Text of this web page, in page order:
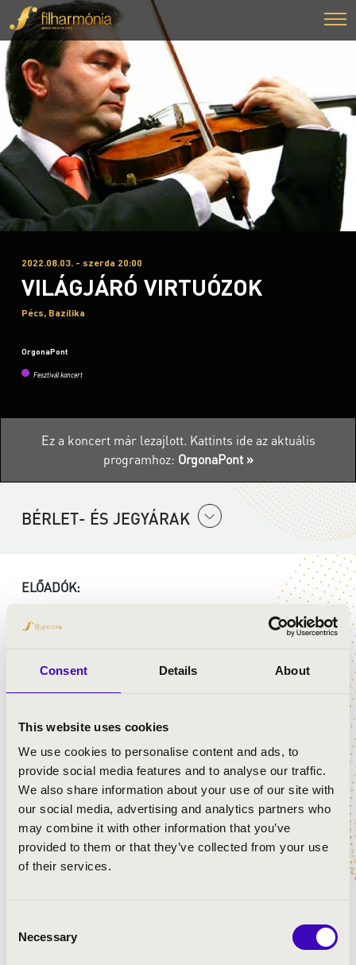
Consent Details About
This website uses cookies
We use cookies to personalise content and ads, to
provide social media features and to analyse our traffic.
We also share information about your use of our site with
our social media, advertising and analytics partners who
may combine it with other information that you’ve
provided to them or that they’ve collected from your use
of their services.
Selection
Necessary
2022.08.03. - szerda 20:00
VILÁGJÁRÓ VIRTUÓZOK
Pécs, Bazilika
OrgonaPont
Fesztivál koncert
Ez a koncert már lezajlott. Kattints ide az aktuális
programhoz: OrgonaPont »
BÉRLET- ÉS JEGYÁRAK
ELŐADÓK:
Szabó András
Bach: d-moll partita - Chaconne
Bach: d-moll toccata és fúga, BWV 565
Eugène Ysaÿe: e-moll hegedűszonáta – Allemande
Josef Rheinberger: Vision
Fritz Kreisler: Recitativo és scherzo-caprice
César Franck: Cantabile
Jules Massenet: Thais – Meditation